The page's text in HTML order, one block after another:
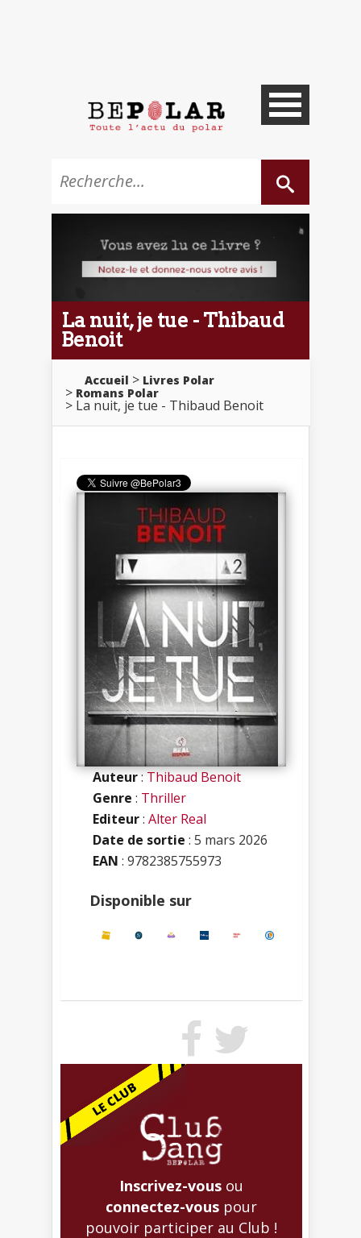
La nuit, je tue - Thibaud
Benoit
Accueil
Livres Polar
Romans Polar
La nuit, je tue - Thibaud Benoit
Auteur:Thibaud Benoit
Genre : Thriller
Editeur: Alter Real
Date de sortie : 5 mars 2026
EAN : 9782385755973
Disponible sur
Inscrivez-vous ou
connectez-vous pour
pouvoir participer au Club !